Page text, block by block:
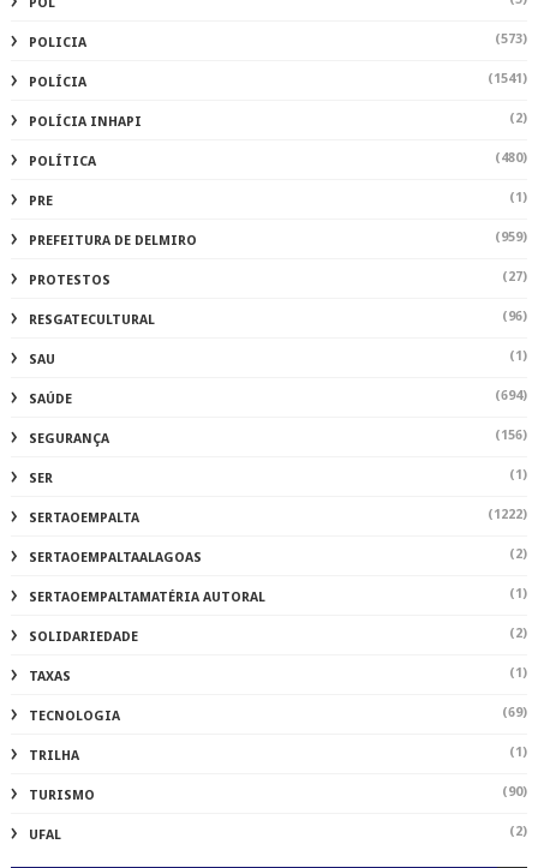
POL
POLICIA (573)
POLÍCIA (1541)
POLÍCIA INHAPI (2)
POLÍTICA (480)
PRE (1)
PREFEITURA DE DELMIRO (959)
PROTESTOS (27)
RESGATECULTURAL (96)
SAU (1)
SAÚDE (694)
SEGURANÇA (156)
SER (1)
SERTAOEMPALTA (1222)
SERTAOEMPALTAALAGOAS (2)
SERTAOEMPALTAMATÉRIA AUTORAL (1)
SOLIDARIEDADE (2)
TAXAS (1)
TECNOLOGIA (69)
TRILHA (1)
TURISMO (90)
UFAL (2)